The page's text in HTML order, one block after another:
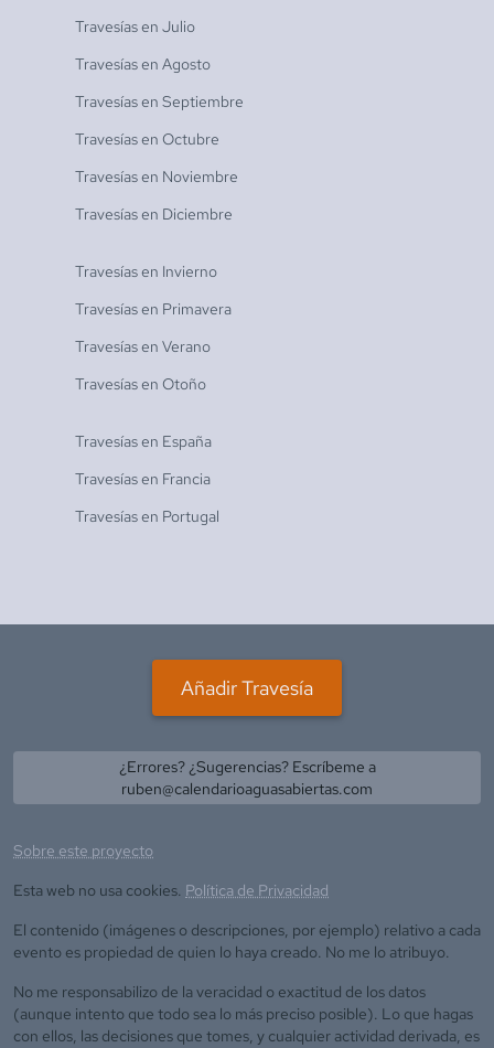
Travesías en Julio
Travesías en Agosto
Travesías en Septiembre
Travesías en Octubre
Travesías en Noviembre
Travesías en Diciembre
Travesías en Invierno
Travesías en Primavera
Travesías en Verano
Travesías en Otoño
Travesías en España
Travesías en Francia
Travesías en Portugal
Añadir Travesía
¿Errores? ¿Sugerencias? Escríbeme a
ruben@calendarioaguasabiertas.com
Sobre este proyecto
Esta web no usa cookies. Política de Privacidad
El contenido (imágenes o descripciones, por ejemplo) relativo a cada
evento es propiedad de quien lo haya creado. No me lo atribuyo.
No me responsabilizo de la veracidad o exactitud de los datos
(aunque intento que todo sea lo más preciso posible). Lo que hagas
con ellos, las decisiones que tomes, y cualquier actividad derivada, es